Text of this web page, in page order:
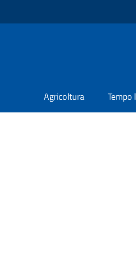
Agricoltura Tempo